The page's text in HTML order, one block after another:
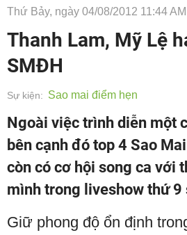
Thứ Bảy, ngày 04/08/2012 11:44 AM
Thanh Lam, Mỹ Lệ
SMĐH
Sự kiện: Sao mai điểm hẹn
Ngoài việc trình diễn một
bên cạnh đó top 4 Sao
còn có cơ hội song ca với
mình trong liveshow thứ 9
Giữ phong độ ổn định